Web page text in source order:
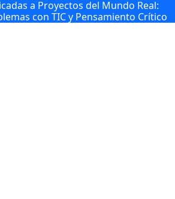
a Proyectos del Mundo Real:
con TIC y Pensamiento Crítico